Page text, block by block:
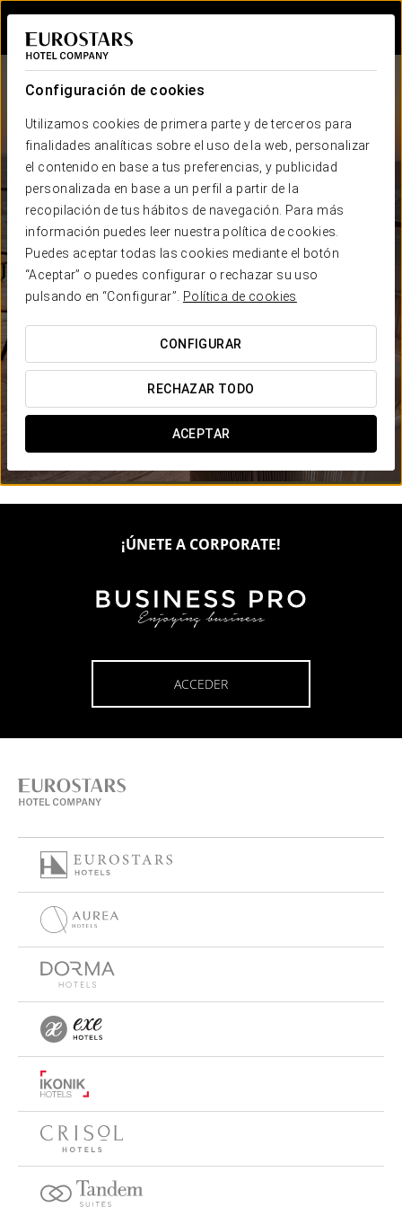
Configuración de cookies
Utilizamos cookies de primera parte y de terceros para
finalidades analíticas sobre el uso de la web, personalizar
el contenido en base a tus preferencias, y publicidad
personalizada en base a un perfil a partir de la
recopilación de tus hábitos de navegación. Para más
información puedes leer nuestra política de cookies.
Puedes aceptar todas las cookies mediante el botón
“Aceptar” o puedes configurar o rechazar su uso
pulsando en “Configurar”.
Política de cookies
CONFIGURAR
RECHAZAR TODO
ACEPTAR
Eurostars Hotel Company
hoteles enpaíses
MEJOR PRECIO GARANTIZADO
¡ÚNETE A CORPORATE!
ACCEDER